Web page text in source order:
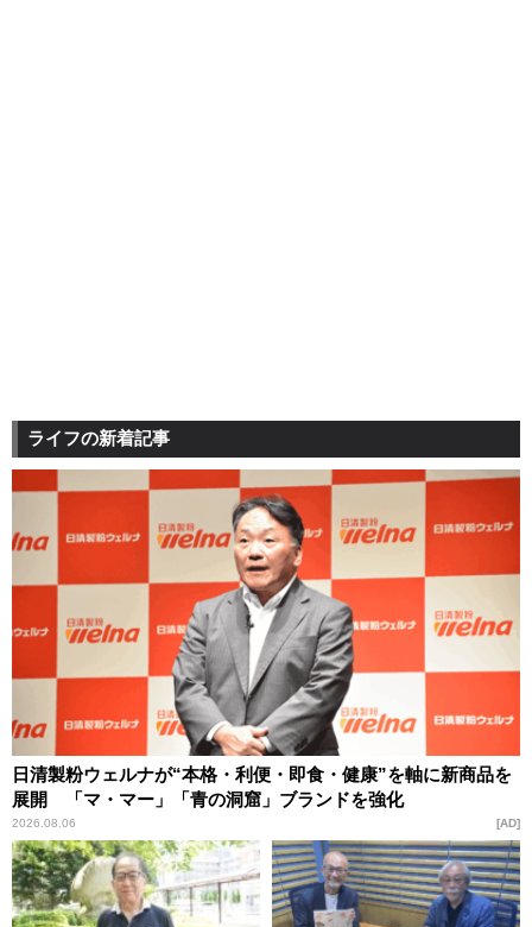
ライフの新着記事
日清製粉ウェルナが“本格・利便・即食・健康”を軸に新商品を
展開 「マ・マー」「青の洞窟」ブランドを強化
2026.08.06 AD